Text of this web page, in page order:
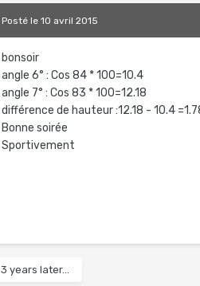
Postéle 10 avril 2015
bonsoir
angle 6° : Cos 84 * 100=10.4
angle 7° : Cos 83 * 100=12.18
différence de hauteur :12.18 - 10.4
Bonne soirée
Sportivement
3 years later...